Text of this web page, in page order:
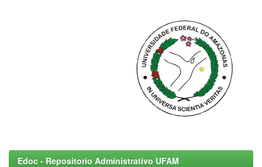
Edoc - Repositorio Administrativo UFAM